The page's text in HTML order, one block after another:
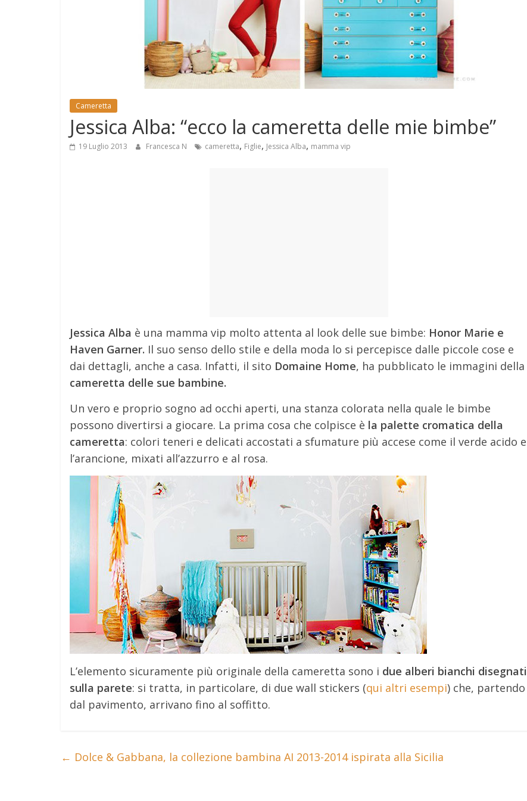
Cameretta
Jessica Alba: “ecco la cameretta delle mie bimbe”
19 Luglio 2013 Francesca N cameretta, Figlie, Jessica Alba, mamma vip
Jessica Alba è una mamma vip molto attenta al look delle sue bimbe: Honor Marie e
Haven Garner. Il suo senso dello stile e della moda lo si percepisce dalle piccole cose e
dai dettagli, anche a casa. Infatti, il sito Domaine Home, ha pubblicato le immagini della
cameretta delle sue bambine.
Un vero e proprio sogno ad occhi aperti, una stanza colorata nella quale le bimbe
possono divertirsi a giocare. La prima cosa che colpisce è la palette cromatica della
cameretta: colori teneri e delicati accostati a sfumature più accese come il verde acido e
l’arancione, mixati all’azzurro e al rosa.
L’elemento sicuramente più originale della cameretta sono i due alberi bianchi disegnati
sulla parete: si tratta, in particolare, di due wall stickers (qui altri esempi) che, partendo
dal pavimento, arrivano fino al soffitto.
← Dolce & Gabbana, la collezione bambina AI 2013-2014 ispirata alla Sicilia